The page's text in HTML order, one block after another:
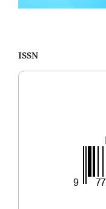
ISSN